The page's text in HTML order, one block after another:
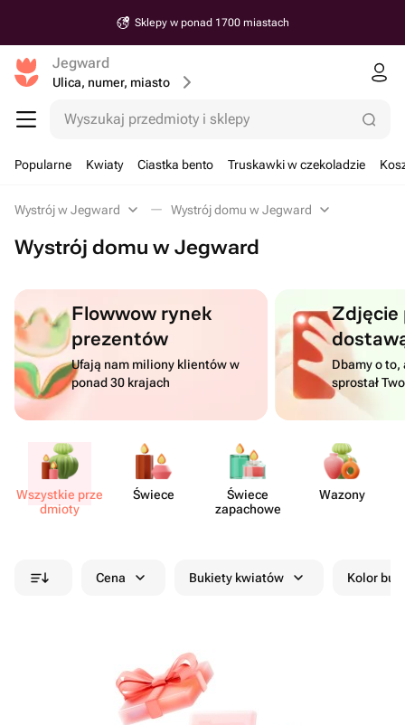
Sklepy w ponad 1700 miastach
Jegward
Ulica, numer, miasto
Wyszukaj przedmioty i sklepy
Popularne Kwiaty Ciastka bento Truskawki w czekoladzie
Wystrój w Jegward Wystrój domu w Jegward
Wystrój domu w Jegward
Flowwow rynek
prezentów
Ufają nam miliony klientów w
ponad 30 krajach
Dbamy o to,
sprostał
Wszystkie prze​
dmioty
Świece
Świece
zapachowe
Wazony
Cena Bukiety kwiatów Kolor